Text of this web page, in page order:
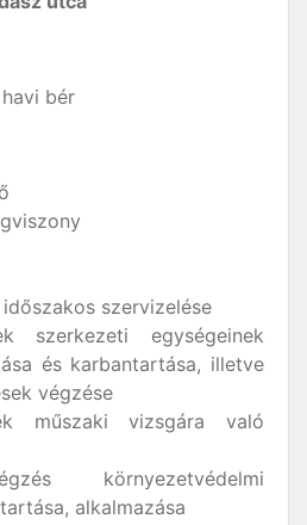
bér
szervizelése
szerkezeti egységeinek
és karbantartása, illetve
végzése
műszaki vizsgára való
környezetvédelmi
alkalmazása